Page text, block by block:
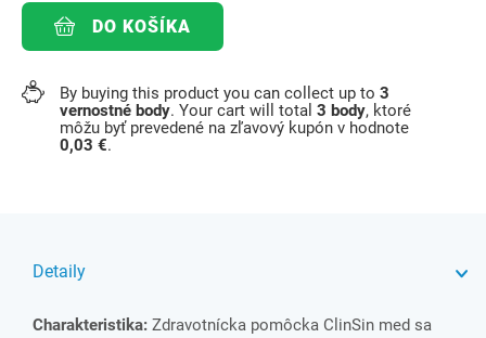
DO KOŠÍKA
By buying this product you can collect up to 3
vernostné body. Your cart will total 3 body, ktoré
môžu byť prevedené na zľavový kupón v hodnote
0,03 €.
Detaily
Charakteristika: Zdravotnícka pomôcka ClinSin med sa